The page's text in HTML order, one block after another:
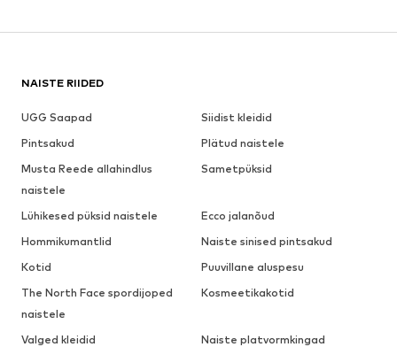
NAISTE RIIDED
UGG Saapad
Siidist kleidid
Pintsakud
Plätud naistele
Musta Reede allahindlus
naistele
Sametpüksid
Lühikesed püksid naistele
Ecco jalanõud
Hommikumantlid
Naiste sinised pintsakud
Kotid
Puuvillane aluspesu
The North Face spordijoped
naistele
Kosmeetikakotid
Valged kleidid
Naiste platvormkingad